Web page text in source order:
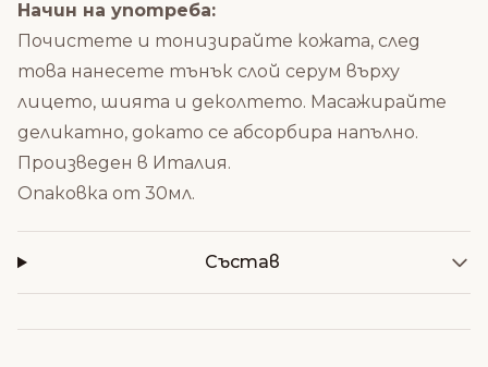
Начин на употреба:
Почистете и тонизирайте кожата, след
това нанесете тънък слой серум върху
лицето, шията и деколтето. Масажирайте
деликатно, докато се абсорбира напълно.
Произведен в Италия.
Опаковка от 30мл.
Състав